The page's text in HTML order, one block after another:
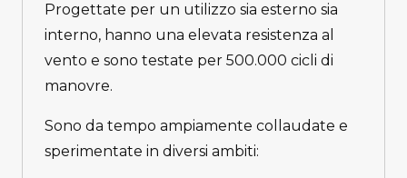
Progettate per un utilizzo sia esterno sia
interno, hanno una elevata resistenza al
vento e sono testate per 500.000 cicli di
manovre.
Sono da tempo ampiamente collaudate e
sperimentate in diversi ambiti: